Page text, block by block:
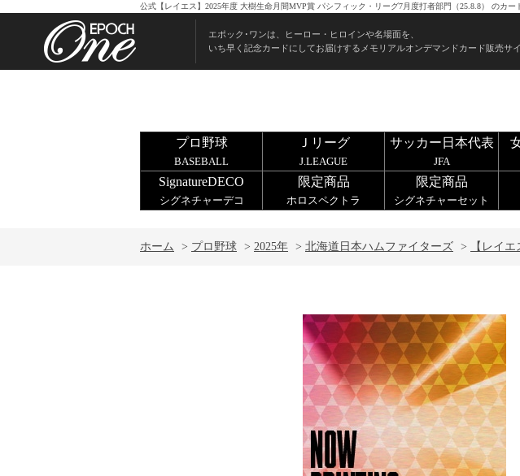
公式【レイエス】2025年度 大樹生命月間MVP賞 パシフィック・リーグ7月度打者部門（25.8.8） のカー
エポック･ワンは、ヒーロー・ヒロインや名場面を、
いち早く記念カードにしてお届けするメモリアルオンデマンドカード販売サイ
プロ野球
BASEBALL
Ｊリーグ
J.LEAGUE
サッカー日本代表
JFA
SignatureDECO
シグネチャーデコ
限定商品
ホロスペクトラ
限定商品
シグネチャーセット
ホーム > プロ野球 > 2025年 > 北海道日本ハムファイターズ > 【レイ